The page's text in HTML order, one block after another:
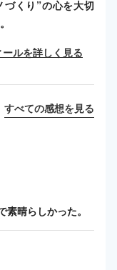
くり”の心を大切
ルを詳しく見る
すべての感想を見る
晴らしかった。